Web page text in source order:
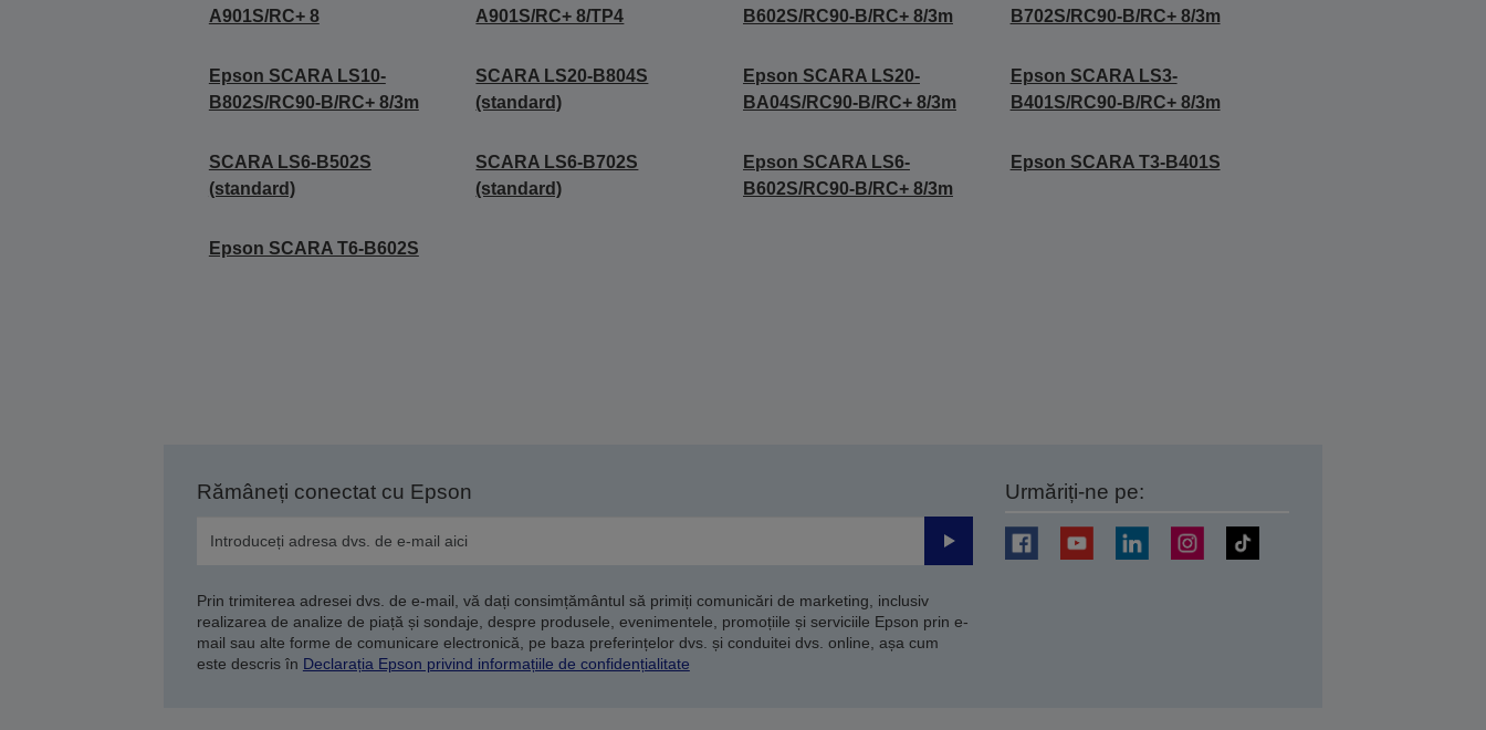
A901S/RC+ 8
A901S/RC+ 8/TP4
B602S/RC90-B/RC+ 8/3m
B702S/RC90-B/RC+ 8/3m
Epson SCARA LS10-
B802S/RC90-B/RC+ 8/3m
SCARA LS20-B804S
(standard)
Epson SCARA LS20-
BA04S/RC90-B/RC+ 8/3m
Epson SCARA LS3-
B401S/RC90-B/RC+ 8/3m
SCARA LS6-B502S
(standard)
SCARA LS6-B702S
(standard)
Epson SCARA LS6-
B602S/RC90-B/RC+ 8/3m
Epson SCARA T3-B401S
Epson SCARA T6-B602S
Rămâneți conectat cu Epson
Trimiteți
Prin trimiterea adresei dvs. de e-mail, vă dați consimțământul să primiți comunicări de marketing, inclusiv
realizarea de analize de piață și sondaje, despre produsele, evenimentele, promoțiile și serviciile Epson prin e-
mail sau alte forme de comunicare electronică, pe baza preferințelor dvs. și conduitei dvs. online, așa cum
este descris în Declarația Epson privind informațiile de confidențialitate
Urmăriți-ne pe: